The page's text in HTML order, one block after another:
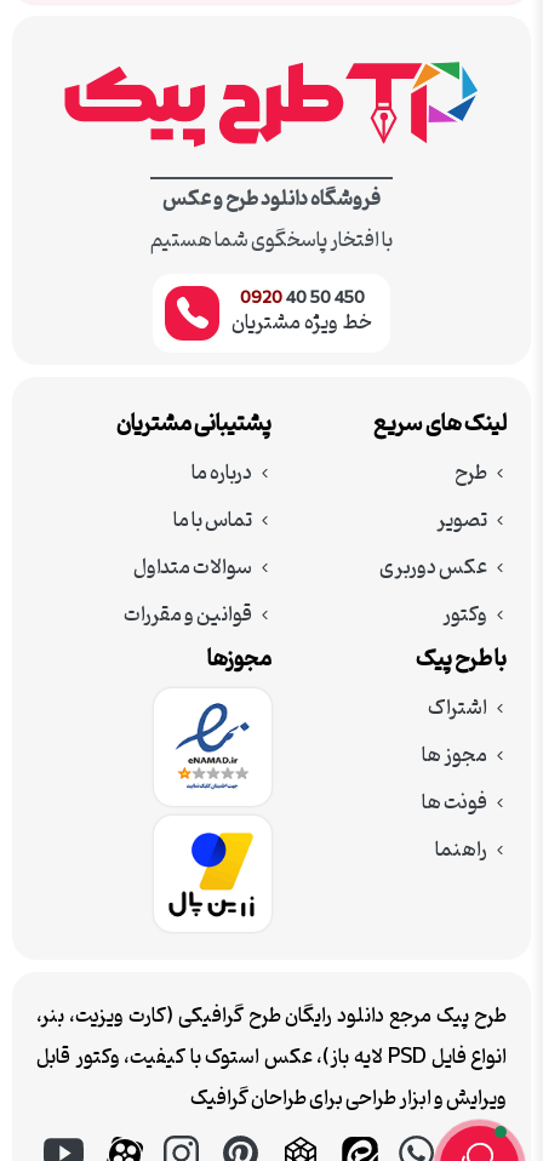
فروشگاه دانلود طرح و عکس
با افتخار پاسخگوی شما هستیم
450 50 40
0920
خط ویژه مشتریان
لینک های سریع
طرح
تصویر
عکس دوربری
وکتور
پشتیبانی مشتریان
درباره ما
تماس با ما
سوالات متداول
قوانین و مقررات
با طرح پیک
اشتراک
مجوز ها
فونت ها
راهنما
مجوزها
طرح پیک مرجع دانلود رایگان طرح گرافیکی (کارت ویزیت، بنر،
انواع فایل PSD لایه باز)، عکس استوک با کیفیت، وکتور قابل
ویرایش و ابزار طراحی برای طراحان گرافیک